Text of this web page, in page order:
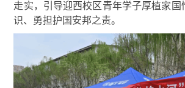
走实，引导迎西校区青年学子厚植家国
识、勇担护国安邦之责。